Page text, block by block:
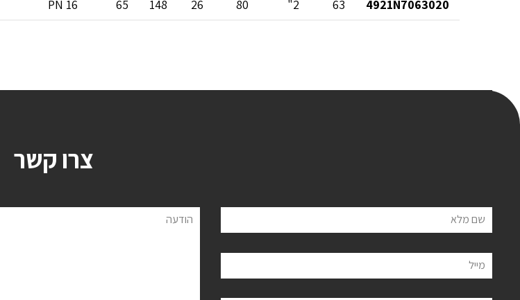
4921N7063020
63
2"
80
26
148
65
PN 16
צרו קשר
שם מלא
מייל
הודעה